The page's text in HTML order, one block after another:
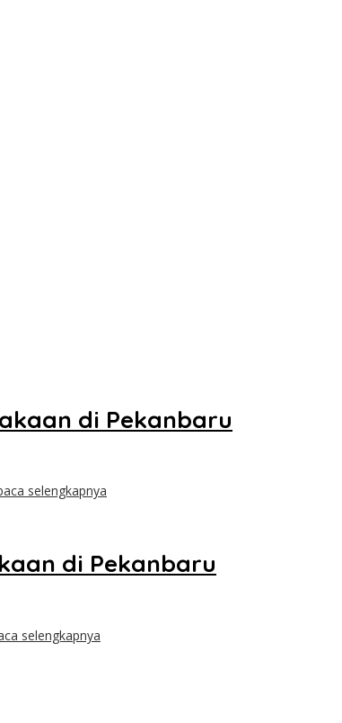
di Pekanbaru
selengkapnya
di Pekanbaru
selengkapnya